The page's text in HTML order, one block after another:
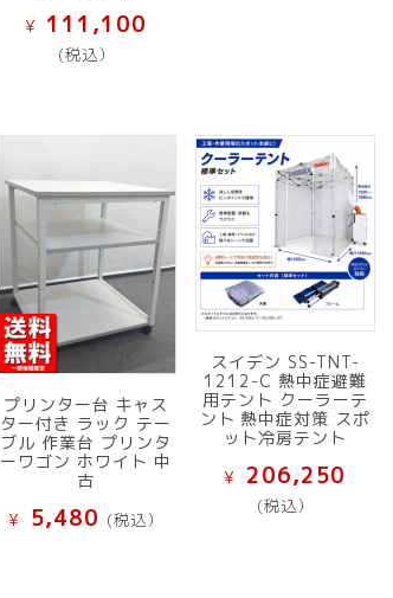
¥ 111,100
(税込）
プリンター台 キャス
ター付き ラック テー
ブル 作業台 プリンタ
ーワゴン ホワイト 中
古
¥ 5,480 (税込）
スイデン SS-TNT-
1212-C 熱中症避難
用テント クーラーテ
ント 熱中症対策 スポ
ット冷房テント
¥ 206,250
(税込）